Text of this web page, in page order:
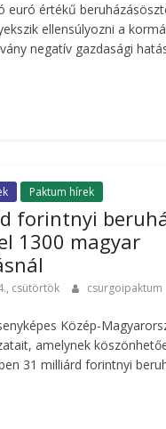
euró értékű
ellensúlyozni a
negatív gazdasági
Paktum hírek
forintnyi
1300 magyar
csütörtök csurgoipaktum
Közép-
amelynek
31 milliárd forintnyi